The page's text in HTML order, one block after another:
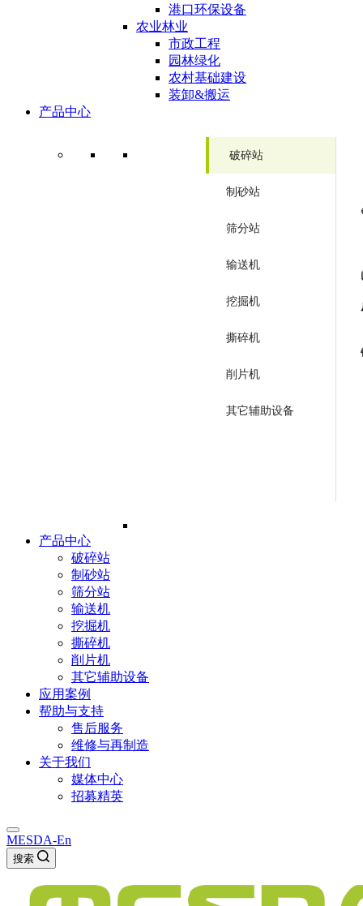
港口环保设备
农业林业
市政工程
园林绿化
农村基础建设
装卸&搬运
产品中心
破碎站
制砂站
筛分站
输送机
挖掘机
撕碎机
削片机
其它辅助设备
产品中心
破碎站
制砂站
筛分站
输送机
挖掘机
撕碎机
削片机
其它辅助设备
应用案例
帮助与支持
售后服务
维修与再制造
关于我们
媒体中心
招募精英
MESDA-En
搜索